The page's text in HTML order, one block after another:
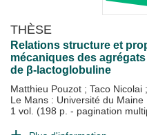
THÈSE
Relations structure et
mécaniques des
de β-lactoglobuline
Matthieu Pouzot ; Taco Nicolai ;
Le Mans : Université du Maine
1 vol. (198 p. - pagination